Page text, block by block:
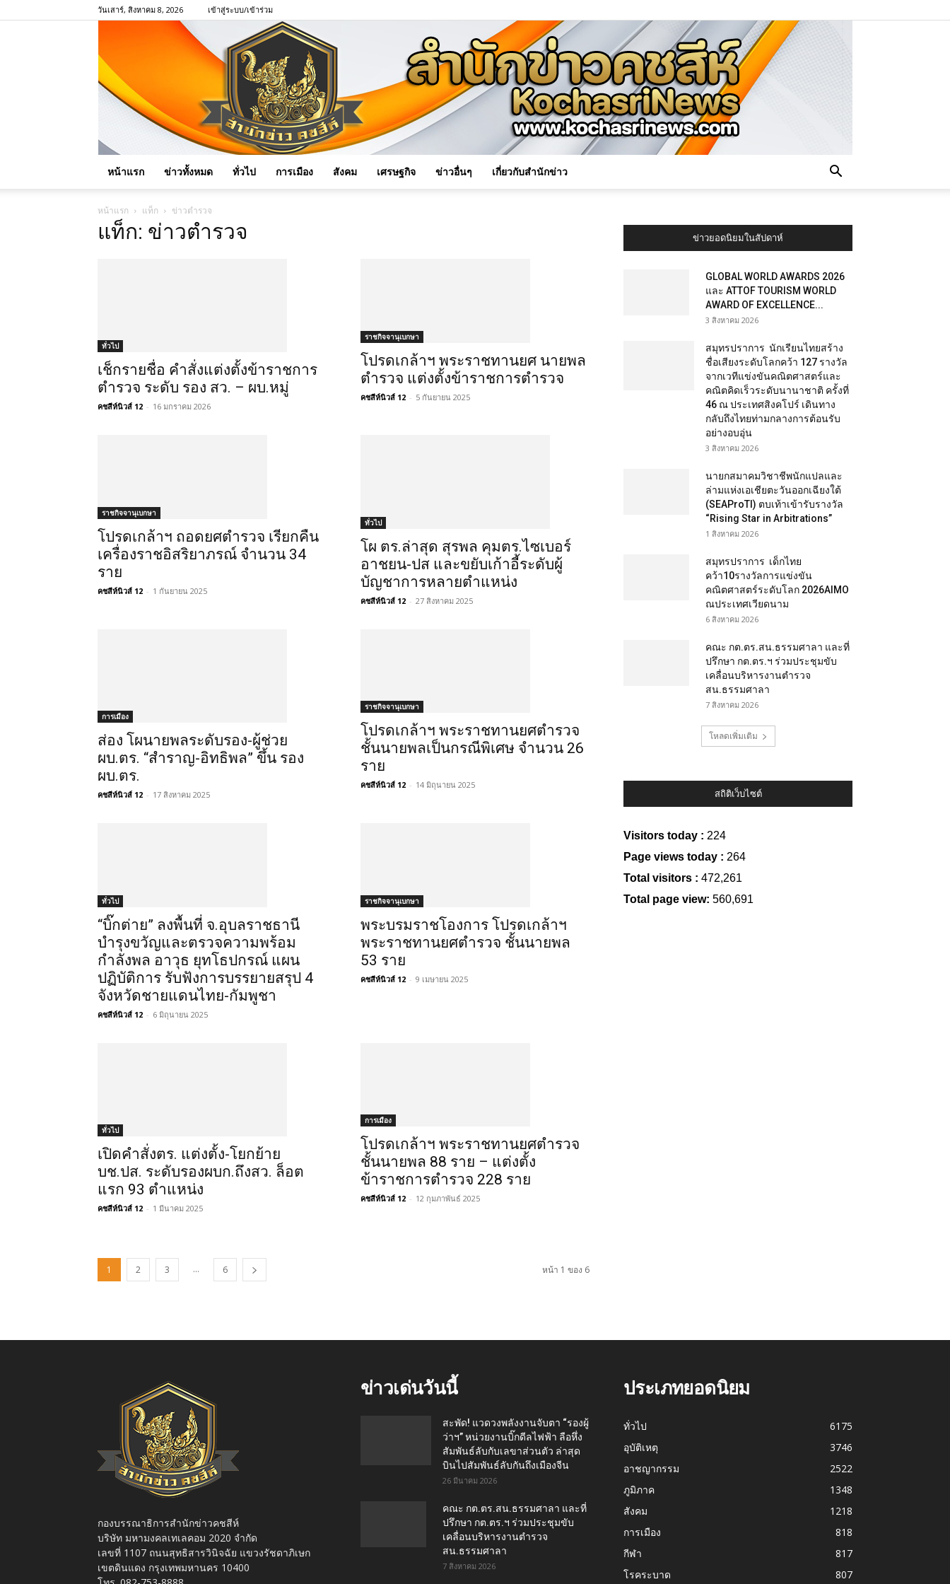
วันเสาร์, สิงหาคม 8, 2026 เข้าสู่ระบบ/เข้าร่วม
หน้าแรก ข่าวทั้งหมด ทั่วไป การเมือง สังคม เศรษฐกิจ ข่าวอื่นๆ เกี่ยวกับสำนักข่าว
หน้าแรก แท็ก ข่าวตำรวจ
แท็ก: ข่าวตำรวจ
ทั่วไป
เช็กรายชื่อ คำสั่งแต่งตั้งข้าราชการ
ตำรวจ ระดับ รอง สว. – ผบ.หมู่
คชสีห์นิวส์ 12 - 16 มกราคม 2026
ราชกิจจานุเบกษา
โปรดเกล้าฯ พระราชทานยศ นายพล
ตำรวจ แต่งตั้งข้าราชการตำรวจ
คชสีห์นิวส์ 12 - 5 กันยายน 2025
ราชกิจจานุเบกษา
โปรดเกล้าฯ ถอดยศตำรวจ เรียกคืน
เครื่องราชอิสริยาภรณ์ จำนวน 34
ราย
คชสีห์นิวส์ 12 - 1 กันยายน 2025
ทั่วไป
โผ ตร.ล่าสุด สุรพล คุมตร.ไซเบอร์
อาชยน-ปส และขยับเก้าอี้ระดับผู้
บัญชาการหลายตำแหน่ง
คชสีห์นิวส์ 12 - 27 สิงหาคม 2025
การเมือง
ส่อง โผนายพลระดับรอง-ผู้ช่วย
ผบ.ตร. “สำราญ-อิทธิพล” ขึ้น รอง
ผบ.ตร.
คชสีห์นิวส์ 12 - 17 สิงหาคม 2025
ราชกิจจานุเบกษา
โปรดเกล้าฯ พระราชทานยศตำรวจ
ชั้นนายพลเป็นกรณีพิเศษ จำนวน 26
ราย
คชสีห์นิวส์ 12 - 14 มิถุนายน 2025
ทั่วไป
“บิ๊กต่าย” ลงพื้นที่ จ.อุบลราชธานี
บำรุงขวัญและตรวจความพร้อม
กำลังพล อาวุธ ยุทโธปกรณ์ แผน
ปฏิบัติการ รับฟังการบรรยายสรุป 4
จังหวัดชายแดนไทย-กัมพูชา
คชสีห์นิวส์ 12 - 6 มิถุนายน 2025
ราชกิจจานุเบกษา
พระบรมราชโองการ โปรดเกล้าฯ
พระราชทานยศตำรวจ ชั้นนายพล
53 ราย
คชสีห์นิวส์ 12 - 9 เมษายน 2025
ทั่วไป
เปิดคำสั่งตร. แต่งตั้ง-โยกย้าย
บช.ปส. ระดับรองผบก.ถึงสว. ล็อต
แรก 93 ตำแหน่ง
คชสีห์นิวส์ 12 - 1 มีนาคม 2025
การเมือง
โปรดเกล้าฯ พระราชทานยศตำรวจ
ชั้นนายพล 88 ราย – แต่งตั้ง
ข้าราชการตำรวจ 228 ราย
คชสีห์นิวส์ 12 - 12 กุมภาพันธ์ 2025
1 2 3 ... 6 หน้า 1 ของ 6
ข่าวยอดนิยมในสัปดาห์
GLOBAL WORLD AWARDS 2026
และ ATTOF TOURISM WORLD
AWARD OF EXCELLENCE...
3 สิงหาคม 2026
สมุทรปราการ นักเรียนไทยสร้าง
ชื่อเสียงระดับโลกคว้า 127 รางวัล
จากเวทีแข่งขันคณิตศาสตร์และ
คณิตคิดเร็วระดับนานาชาติ ครั้งที่
46 ณ ประเทศสิงคโปร์ เดินทาง
กลับถึงไทยท่ามกลางการต้อนรับ
อย่างอบอุ่น
3 สิงหาคม 2026
นายกสมาคมวิชาชีพนักแปลและ
ล่ามแห่งเอเชียตะวันออกเฉียงใต้
(SEAProTI) ตบเท้าเข้ารับรางวัล
“Rising Star in Arbitrations”
1 สิงหาคม 2026
สมุทรปราการ เด็กไทย
คว้า10รางวัลการแข่งขัน
คณิตศาสตร์ระดับโลก 2026AIMO
ณประเทศเวียดนาม
6 สิงหาคม 2026
คณะ กต.ตร.สน.ธรรมศาลา และที่
ปรึกษา กต.ตร.ฯ ร่วมประชุมขับ
เคลื่อนบริหารงานตำรวจ
สน.ธรรมศาลา
7 สิงหาคม 2026
โหลดเพิ่มเติม
สถิติเว็บไซต์
Visitors today : 224
Page views today : 264
Total visitors : 472,261
Total page view: 560,691
กองบรรณาธิการสำนักข่าวคชสีห์
บริษัท มหามงคลเทเลคอม 2020 จำกัด
เลขที่ 1107 ถนนสุทธิสารวินิจฉัย แขวงรัชดาภิเษก
เขตดินแดง กรุงเทพมหานคร 10400
ข่าวเด่นวันนี้
สะพัด! แวดวงพลังงานจับตา “รองผู้
ว่าฯ” หน่วยงานบิ๊กดีลไฟฟ้า ลือหึ่ง
สัมพันธ์ลับกับเลขาส่วนตัว ล่าสุด
บินไปสัมพันธ์ลับกันถึงเมืองจีน
26 มีนาคม 2026
คณะ กต.ตร.สน.ธรรมศาลา และที่
ปรึกษา กต.ตร.ฯ ร่วมประชุมขับ
เคลื่อนบริหารงานตำรวจ
สน.ธรรมศาลา
7 สิงหาคม 2026
ประเภทยอดนิยม
ทั่วไป
6175
อุบัติเหตุ
3746
อาชญากรรม
2522
ภูมิภาค
1348
สังคม
1218
การเมือง
818
กีฬา
817
โรคระบาด
807